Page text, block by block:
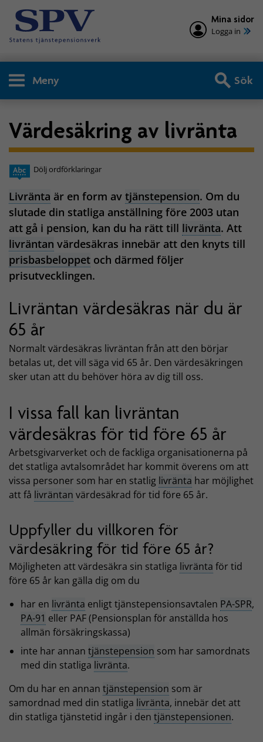
Mina sidor
Logga in
Meny Sök
Värdesäkring av livränta
Dölj ordförklaringar
Livränta är en form av tjänstepension. Om du
slutade din statliga anställning före 2003 utan
att gå i pension, kan du ha rätt till livränta. Att
livräntan värdesäkras innebär att den knyts till
prisbasbeloppet och därmed följer
prisutvecklingen.
Livräntan värdesäkras när du är
65 år
Normalt värdesäkras livräntan från att den börjar
betalas ut, det vill säga vid 65 år. Den värdesäkringen
sker utan att du behöver höra av dig till oss.
I vissa fall kan livräntan
värdesäkras för tid före 65 år
Arbetsgivarverket och de fackliga organisationerna på
det statliga avtalsområdet har kommit överens om att
vissa personer som har en statlig livränta har möjlighet
att få livräntan värdesäkrad för tid före 65 år.
Uppfyller du villkoren för
värdesäkring för tid före 65 år?
Möjligheten att värdesäkra sin statliga livränta för tid
före 65 år kan gälla dig om du
har en livränta enligt tjänstepensionsavtalen PA-SPR,
PA-91 eller PAF (Pensionsplan för anställda hos
allmän försäkringskassa)
inte har annan tjänstepension som har samordnats
med din statliga livränta.
Om du har en annan tjänstepension som är
samordnad med din statliga livränta, innebär det att
din statliga tjänstetid ingår i den tjänstepensionen.